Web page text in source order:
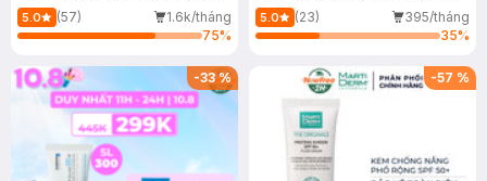
Dầu 500ml
5.0 (57)
1.6k/tháng
75%
(Mới)
5.0 (23)
395/tháng
35%
-33% -57 %